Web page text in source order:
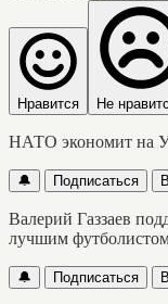
Нравится Не
НАТО экономит на
🔔 Подписаться
Валерий Газзаев
лучшим
🔔 Подписаться